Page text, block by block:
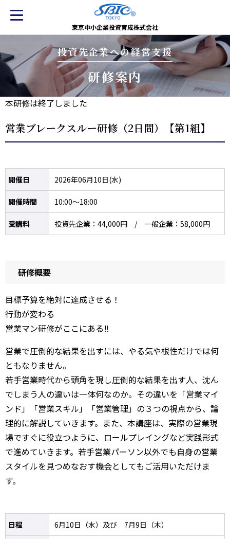
東京中小企業投資育成株式会社
投資先企業への経営支援
研修案内
本研修は終了しました
営業ブレークスルー研修（2日間）【第1組】
開催日 2026年06月10日(水)
開催時間 10:00～18:00
受講料 投資先企業：44,000円 / 一般企業：58,000円
研修概要
目標予算を絶対に達成させる！
行動が変わる
営業マン研修がここにある‼
営業で圧倒的な結果を出すには、やる気や根性だけでは何
ともなりません。
若手営業時代から頭角を現し圧倒的な結果を出す人、沈ん
でしまう人の違いは一体何なのか。その違いを「営業マイ
ンド」「営業スキル」「営業管理」の３つの視点から、論
理的に解説していきます。また、本講座は、実際の営業現
場ですぐに役立つように、ロールプレイングなど実践形式
で進めていきます。若手営業パーソン以外でも自身の営業
スタイルを見つめなおす機会としてもご活用いただけま
す。
日程 6月10日（水）及び 7月9日（木）